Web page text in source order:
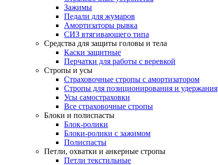
Зажимы
Педали для жумаров
Амортизаторы рывка
СИЗ втягивающего типа
Средства для защиты головы и тела
Каски защитные
Перчатки для работы с веревкой
Стропы и усы
Страховочные стропы с амортизатором
Стропы для позиционирования и удержания
Усы самостраховки
Все страховочные стропы
Блоки и полиспасты
Блок-ролики
Блоки-ролики с зажимом
Полиспасты
Петли, охватки и анкерные стропы
Петли текстильные